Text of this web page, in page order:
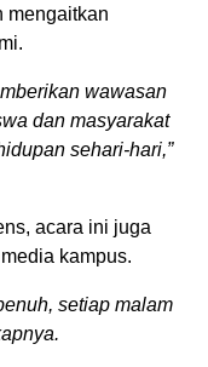
mengaitkan
wawasan
dan masyarakat
sehari-hari,”
acara ini juga
kampus.
setiap malam